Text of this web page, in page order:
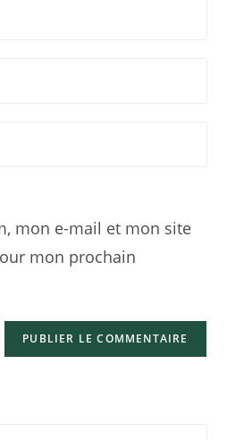
mon e-mail et mon site
mon prochain